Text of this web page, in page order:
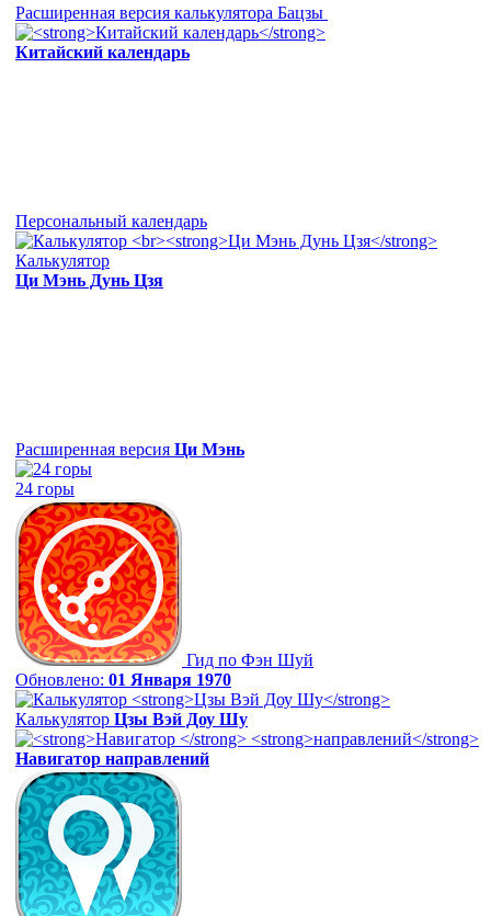
Расширенная версия калькулятора Бацзы
Китайский календарь
Персональный календарь
Калькулятор
Ци Мэнь Дунь Цзя
Расширенная версия Ци Мэнь
24 горы
Гид по Фэн Шуй
Обновлено: 01 Января 1970
Калькулятор Цзы Вэй Доу Шу
Навигатор направлений